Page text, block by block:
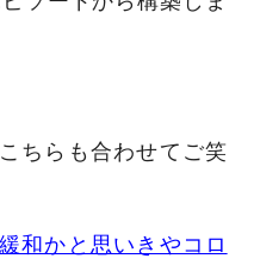
ちらも合わせてご笑
和かと思いきやコロ